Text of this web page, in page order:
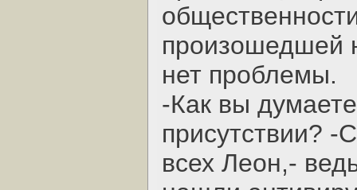
произошедшей
нет проблемы.
-Как вы
присутствии? -
всех Леон,-